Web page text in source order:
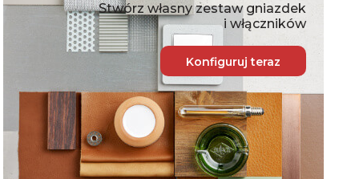
Stwórz własny zestaw gniazdek
i włączników
Konfiguruj teraz